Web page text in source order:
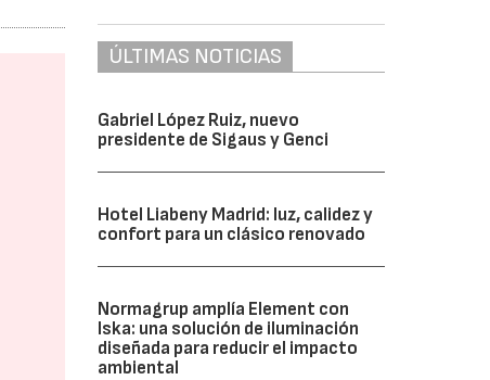
ÚLTIMAS NOTICIAS
Gabriel López Ruiz, nuevo
presidente de Sigaus y Genci
Hotel Liabeny Madrid: luz, calidez y
confort para un clásico renovado
Normagrup amplía Element con
Iska: una solución de iluminación
diseñada para reducir el impacto
ambiental